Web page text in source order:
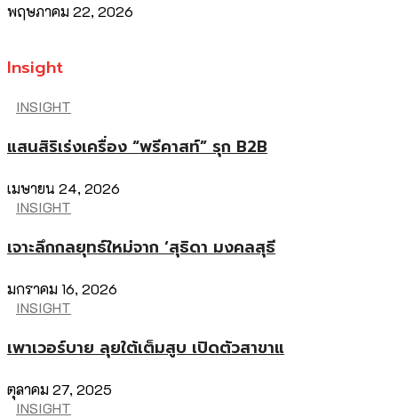
พฤษภาคม 22, 2026
Insight
INSIGHT
แสนสิริเร่งเครื่อง “พรีคาสท์” รุก B2B
เมษายน 24, 2026
INSIGHT
เจาะลึกกลยุทธ์ใหม่จาก ‘สุธิดา มงคลสุธี
มกราคม 16, 2026
INSIGHT
เพาเวอร์บาย ลุยใต้เต็มสูบ เปิดตัวสาขาแ
ตุลาคม 27, 2025
INSIGHT